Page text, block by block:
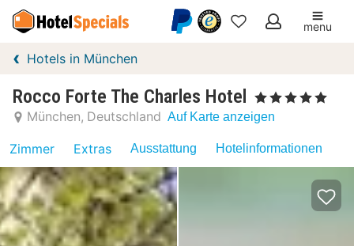
Meine
menu
Hotels in München
Rocco Forte The Charles Hotel , 5 Sterne
München Deutschland Auf Karte anzeigen
Zimmer Extras Ausstattung Hotelinformationen